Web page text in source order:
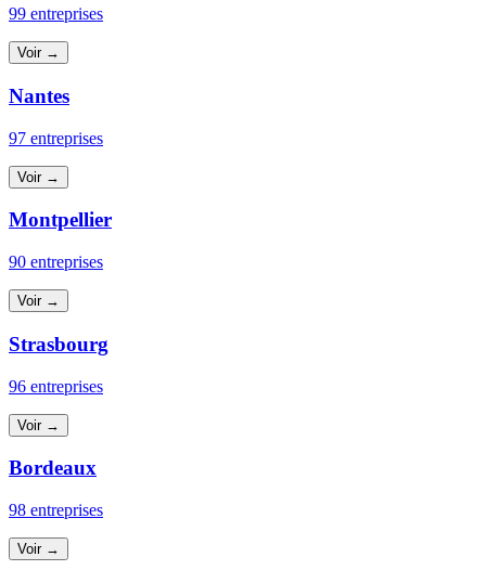
99 entreprises
Voir →
Nantes
97 entreprises
Voir →
Montpellier
90 entreprises
Voir →
Strasbourg
96 entreprises
Voir →
Bordeaux
98 entreprises
Voir →